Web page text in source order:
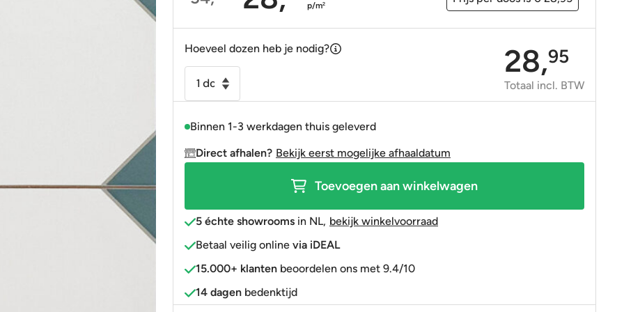
Bruin
OP=OP tegels
Roze
Goud
» Alle kleuren
OP=OP tegels
Oorspronkelijke
was:
Huidige
is:
p/m2
Hoeveel dozen heb je nodig?
Vloertegel
Canterburry
blauw
33x33
1
tegel
aantal
28,95
Totaal incl. BTW
Binnen 1-3 werkdagen thuis geleverd
Direct afhalen? Bekijk eerst mogelijke afhaaldatum
Toevoegen aan winkelwagen
5 échte showrooms in NL, bekijk winkelvoorraad
Betaal veilig online via iDEAL
15.000+ klanten beoordelen ons met 9.4/10
14 dagen bedenktijd